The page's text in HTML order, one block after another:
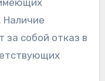
Наличие
за собой отказ в